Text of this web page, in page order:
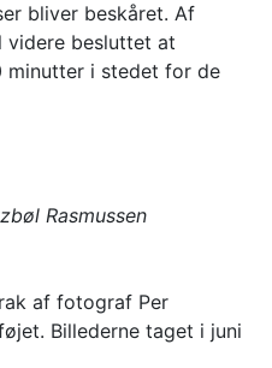
bliver beskåret. Af
videre besluttet at
minutter i stedet for de
Rasmussen
af fotograf Per
Billederne taget i juni